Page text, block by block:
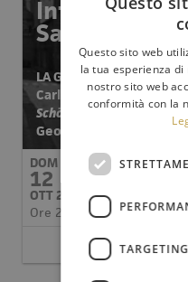
Sacra di
LA GENESI
Carl Philipp Emanuel
Schöpfungsfeste
Georg Philipp Telemann
DOM
12
OTT 2025
Ore 21,00
Leggi il
Questo sito web
la tua esperienza
nostro sito web
conformità con la
TARGETING